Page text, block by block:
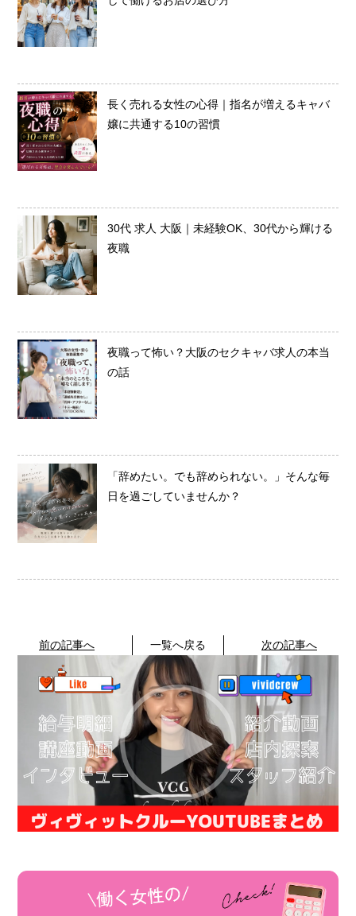
長く売れる女性の心得｜指名が増えるキャバ
嬢に共通する10の習慣
30代 求人 大阪｜未経験OK、30代から輝ける
夜職
夜職って怖い？大阪のセクキャバ求人の本当
の話
「辞めたい。でも辞められない。」そんな毎
日を過ごしていませんか？
前の記事へ 一覧へ戻る 次の記事へ